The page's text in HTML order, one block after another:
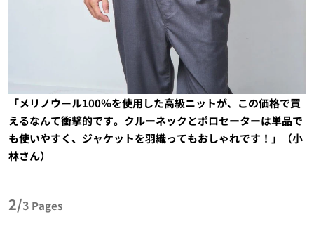
「メリノウール100％を使用した高級ニットが、この価格で買
えるなんて衝撃的です。クルーネックとポロセーターは単品で
も使いやすく、ジャケットを羽織ってもおしゃれです！」（小
林さん）
2/3 Pages